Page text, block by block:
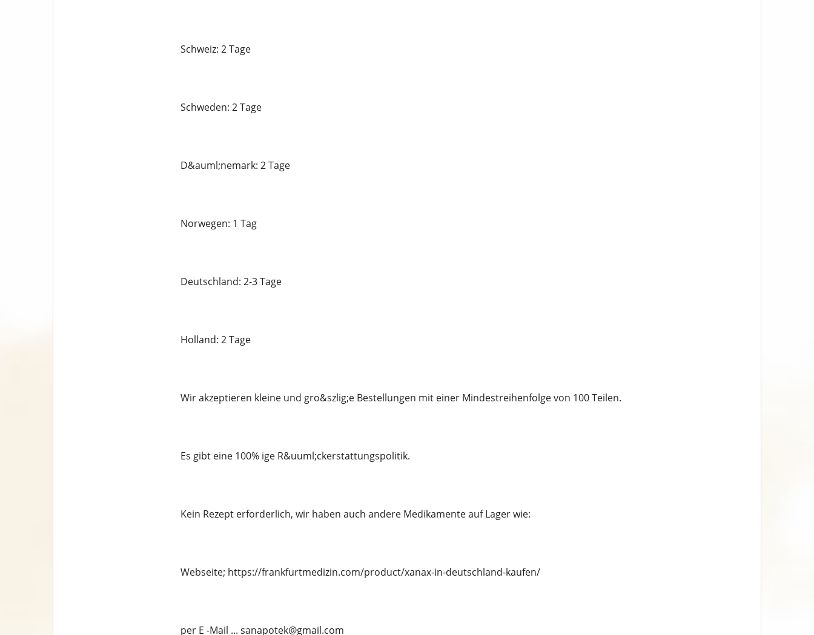
Schweiz: 2 Tage
Schweden: 2 Tage
D&auml;nemark: 2 Tage
Norwegen: 1 Tag
Deutschland: 2-3 Tage
Holland: 2 Tage
Wir akzeptieren kleine und gro&szlig;e Bestellungen mit einer Mindestreihenfolge von 100 Teilen.
Es gibt eine 100% ige R&uuml;ckerstattungspolitik.
Kein Rezept erforderlich, wir haben auch andere Medikamente auf Lager wie:
Webseite; https://frankfurtmedizin.com/product/xanax-in-deutschland-kaufen/
per E -Mail ... sanapotek@gmail.com